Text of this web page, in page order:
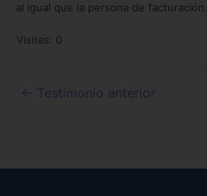
al igual que la persona de facturación.
Visitas: 0
← Testimonio anterior